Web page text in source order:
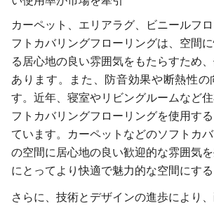
カーペット、エリアラグ、ビニールフ
フトカバリングフローリングは、空間
る居心地の良い雰囲気をもたらすため
あります。また、防音効果や断熱性の
す。近年、寝室やリビングルームなど
フトカバリングフローリングを使用す
ています。カーペットなどのソフトカ
の空間に居心地の良い歓迎的な雰囲気
にとってより快適で魅力的な空間にする
さらに、技術とデザインの進歩により